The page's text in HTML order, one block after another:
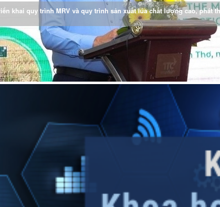
khai quy trình MRV và quy trình sản xuất lúa chất lượng cao, phát